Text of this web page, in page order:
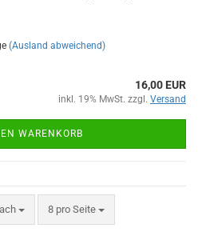
(Ausland abweichend)
16,00 EUR
inkl. 19% MwSt. zzgl. Versand
WARENKORB
8 pro Seite
pro Seite